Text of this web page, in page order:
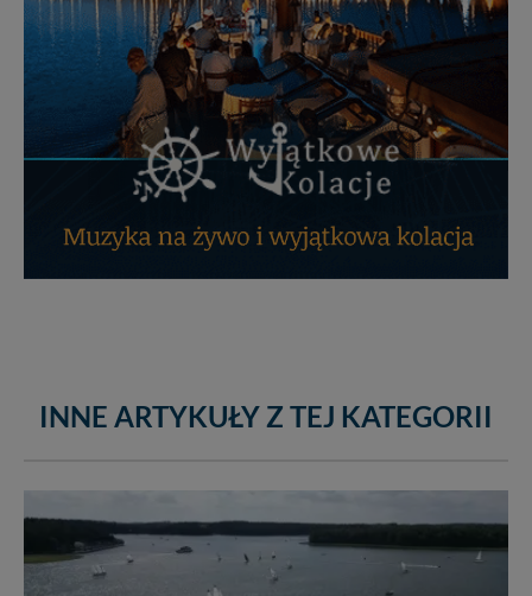
INNE ARTYKUŁY Z TEJ KATEGORII